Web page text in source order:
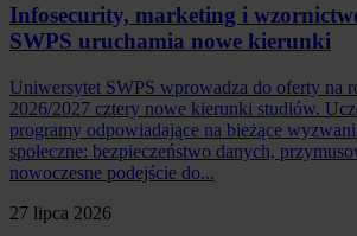
Infosecurity, marketing i
SWPS uruchamia nowe kierunki
Uniwersytet SWPS wprowadza do oferty na
2026/2027 cztery nowe kierunki studiów.
programy odpowiadające na bieżące
społeczne: bezpieczeństwo danych,
nowoczesne podejście do...
27 lipca 2026